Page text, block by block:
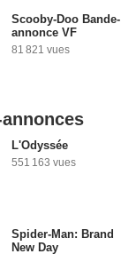
Scooby-Doo Bande-
annonce VF
81 821 vues
L'Odyssée
551 163 vues
Spider-Man: Brand
New Day